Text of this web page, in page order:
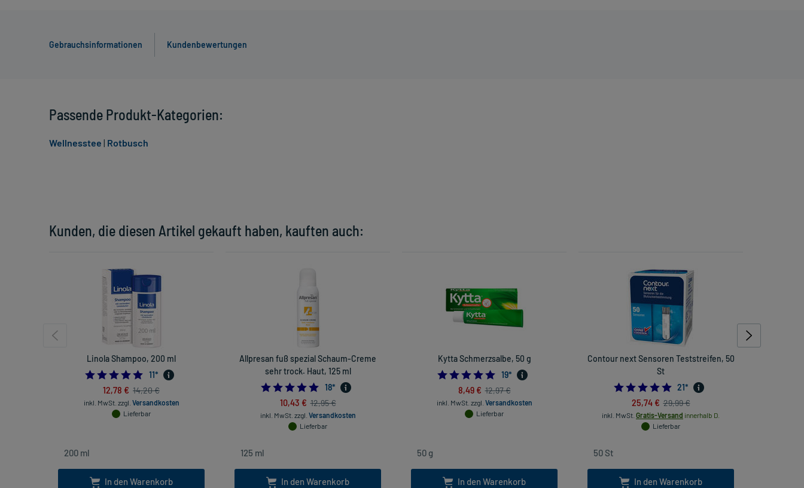
Gebrauchsinformationen Kundenbewertungen
Kunden, die diesen Artikel gekauft haben, kauften auch:
Linola Shampoo, 200 ml
5.0
11*
12,78 € 14,20 €
inkl. MwSt. zzgl. Versandkosten
Lieferbar
In den Warenkorb
Allpresan fuß spezial Schaum-Creme
sehr trock. Haut, 125 ml
4.944444444444445
18*
10,43 € 12,95 €
inkl. MwSt. zzgl. Versandkosten
Lieferbar
In den Warenkorb
Kytta Schmerzsalbe, 50 g
4.947368421052632
19*
8,49 € 12,97 €
inkl. MwSt. zzgl. Versandkosten
Lieferbar
In den Warenkorb
Contour next Sensoren Teststreifen, 50
St
4.9523809523809526
21*
25,74 € 29,99 €
inkl. MwSt. Gratis-Versand innerhalb D.
Lieferbar
In den Warenkorb
Passende Produkt-Kategorien:
Wellnesstee | Rotbusch